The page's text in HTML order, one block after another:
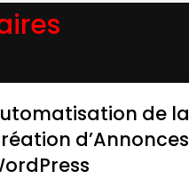
de la
d’Annonces